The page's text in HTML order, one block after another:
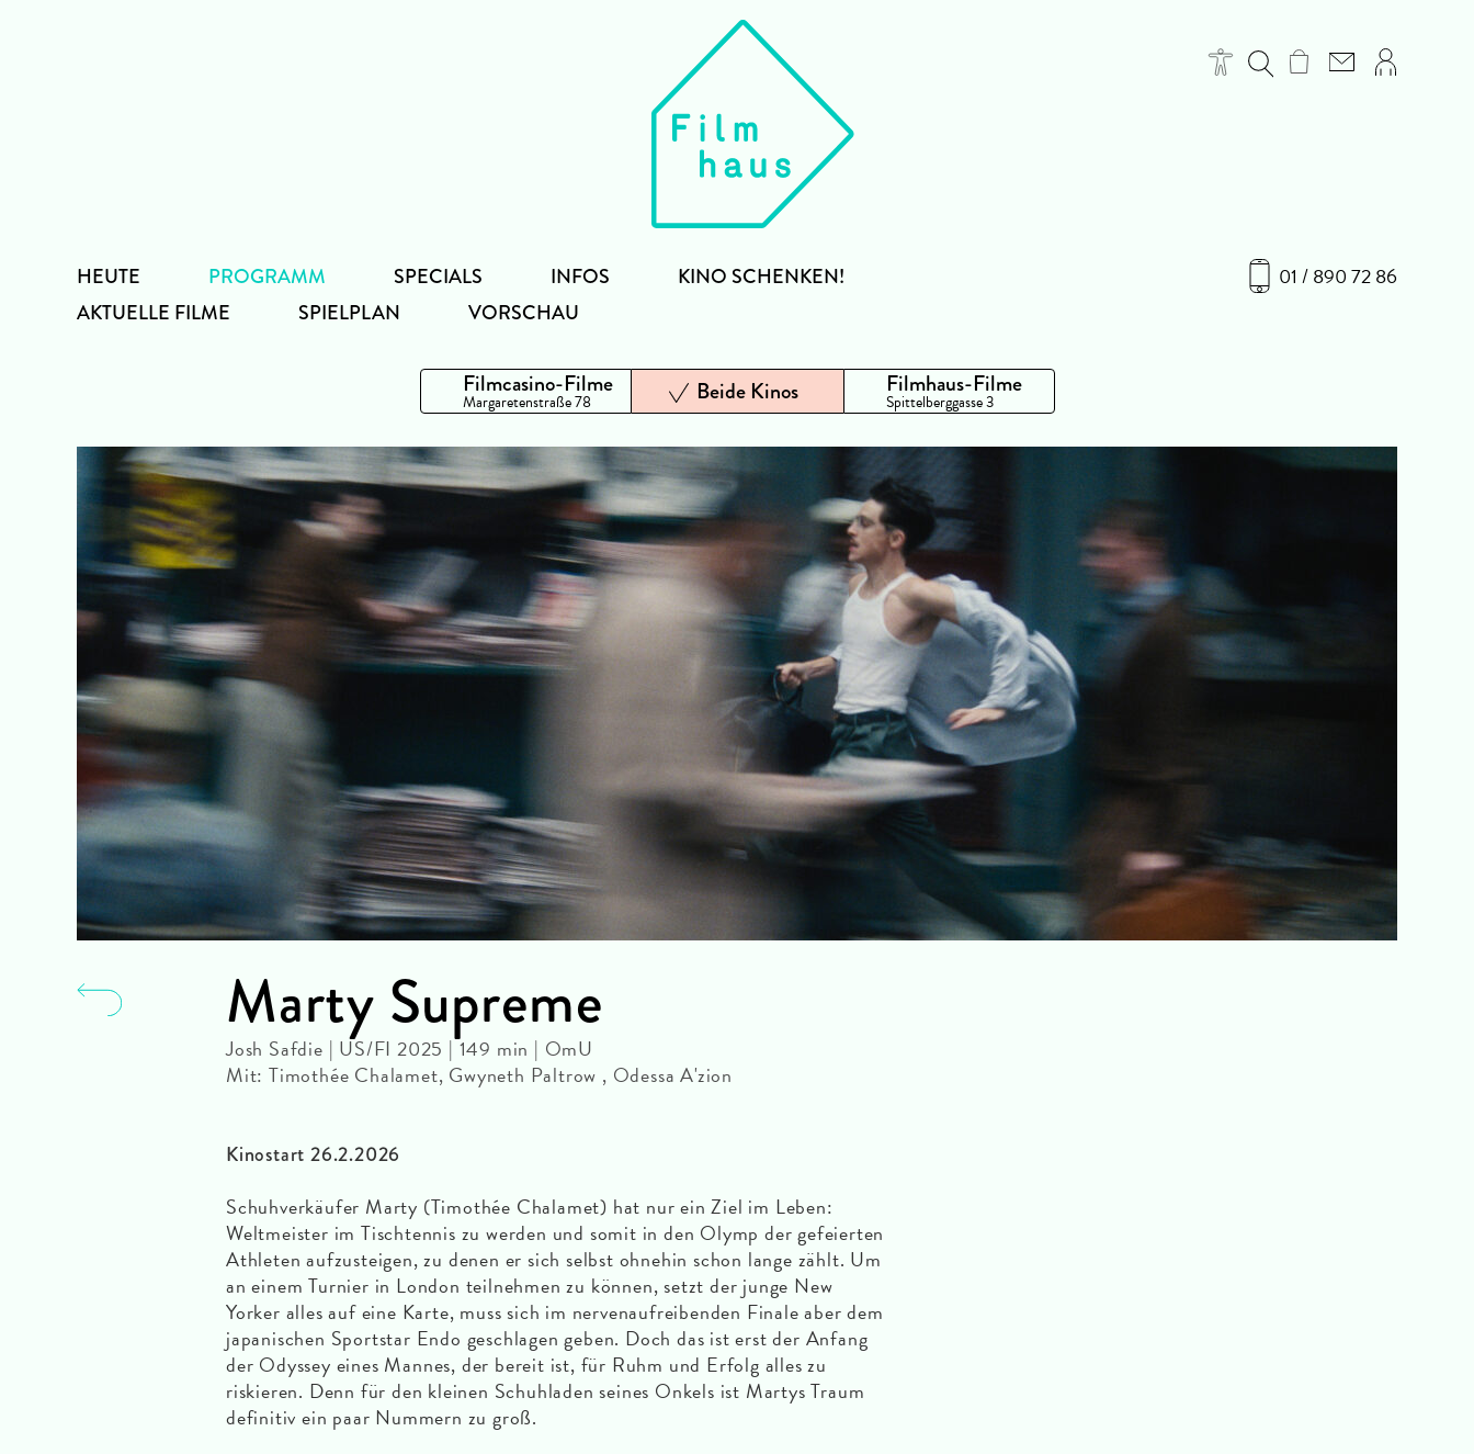
01 / 890 72 86
HEUTE
PROGRAMM
AKTUELLE FILME
SPIELPLAN VORSCHAU
SPECIALS INFOS KINO SCHENKEN!
Filmcasino-Filme
Margaretenstraße 78 Beide Kinos Filmhaus-Filme
Spittelberggasse 3
Marty Supreme
Josh Safdie | US/FI 2025 | 149 min | OmU
Mit: Timothée Chalamet, Gwyneth Paltrow , Odessa A'zion
Kinostart 26.2.2026
Schuhverkäufer Marty (Timothée Chalamet) hat nur ein Ziel im Leben:
Weltmeister im Tischtennis zu werden und somit in den Olymp der gefeierten
Athleten aufzusteigen, zu denen er sich selbst ohnehin schon lange zählt. Um
an einem Turnier in London teilnehmen zu können, setzt der junge New
Yorker alles auf eine Karte, muss sich im nervenaufreibenden Finale aber dem
japanischen Sportstar Endo geschlagen geben. Doch das ist erst der Anfang
der Odyssey eines Mannes, der bereit ist, für Ruhm und Erfolg alles zu
riskieren. Denn für den kleinen Schuhladen seines Onkels ist Martys Traum
definitiv ein paar Nummern zu groß.